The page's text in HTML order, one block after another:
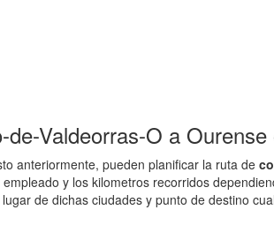
Valdeorras-O a
anteriormente, pueden planificar la ruta de
y los kilometros recorridos
de dichas ciudades y punto de destino